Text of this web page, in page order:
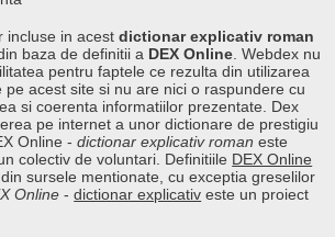
incluse in acestdictionar explicativ roman
baza de definitii a DEX Online . Webdex nu
pentru faptele ce rezulta din utilizarea
pe acest site si nu are nici o raspundere cu
si coerenta informatiilor prezentate. Dex
pe internet a unor dictionare de prestigiu
Online -dictionar explicativ roman este
colectiv de voluntari. Definitiile DEX Online
sursele mentionate, cu exceptia greselilor
Online -dictionar explicativ este un proiect